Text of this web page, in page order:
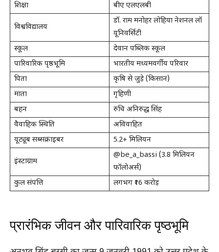
शिक्षा
बीए एलएलबी
विश्वविद्यालय
डॉ. राम मनोहर लोहिया नेशनल लॉ
यूनिवर्सिटी
स्कूल
देवान पब्लिक स्कूल
पारिवारिक पृष्ठभूमि
भारतीय मध्यमवर्गीय परिवार
पिता
कृषि से जुड़े (किसान)
माता
गृहिणी
बहन
रुचि अनिरुद्ध सिंह
वैवाहिक स्थिति
अविवाहित
यूट्यूब सब्सक्राइबर
5.2+ मिलियन
इंस्टाग्राम
@be_a_bassi (3.8 मिलियन
फॉलोअर्स)
कुल संपत्ति
लगभग ₹16 करोड़
प्रारंभिक जीवन और पारिवारिक पृष्ठभूमि